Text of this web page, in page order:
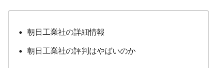
朝日工業社の詳細情報
朝日工業社の評判はやばいのか